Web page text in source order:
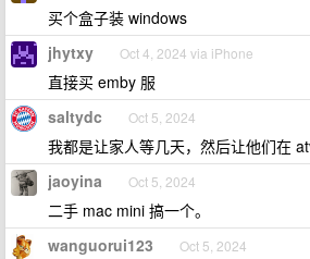
买个盒子装 windows
jhytxy Oct 4, 2024 via iPhone
直接买 emby 服
saltydc Oct 5, 2024
我都是让家人等几天，然后让他们在
jaoyina Oct 5, 2024
二手 mac mini 搞一个。
wanguorui123 Oct 5, 2024